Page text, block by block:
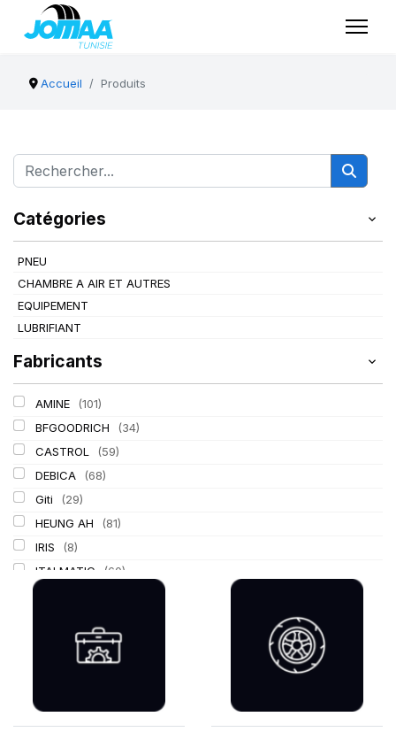
Accueil Produits
Catégories
PNEU
CHAMBRE A AIR ET AUTRES
EQUIPEMENT
LUBRIFIANT
Fabricants
AMINE
(101)
BFGOODRICH
(34)
CASTROL
(59)
DEBICA
(68)
Giti
(29)
HEUNG AH
(81)
IRIS
(8)
ITALMATIC
(60)
LING LONG (152)
MICHELIN (345)
Mondolfo ferro (31)